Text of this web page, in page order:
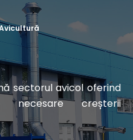
sectorul avicol oferind
necesare creșterii